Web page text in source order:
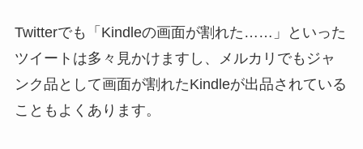
Twitterでも「Kindleの画面が割れた……」といった
ツイートは多々見かけますし、メルカリでもジャ
ンク品として画面が割れたKindleが出品されている
こともよくあります。